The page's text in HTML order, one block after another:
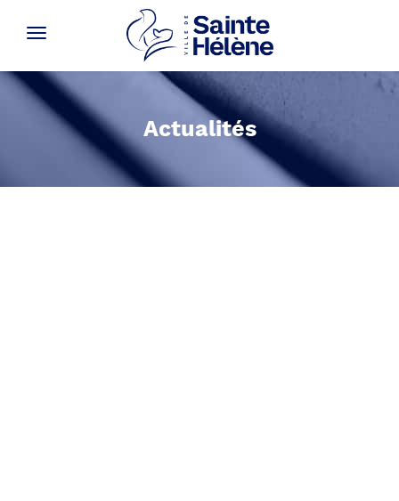
Actualités